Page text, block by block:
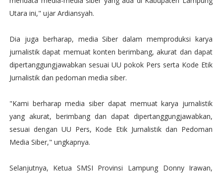
Utara ini," ujar Ardiansyah.
Dia juga berharap, media Siber dalam memproduksi karya
jurnalistik dapat memuat konten berimbang, akurat dan dapat
dipertanggungjawabkan sesuai UU pokok Pers serta Kode Etik
Jurnalistik dan pedoman media siber.
"Kami berharap media siber dapat memuat karya jurnalistik
yang akurat, berimbang dan dapat dipertanggungjawabkan,
sesuai dengan UU Pers, Kode Etik Jurnalistik dan Pedoman
Media Siber," ungkapnya.
Selanjutnya, Ketua SMSI Provinsi Lampung Donny Irawan,